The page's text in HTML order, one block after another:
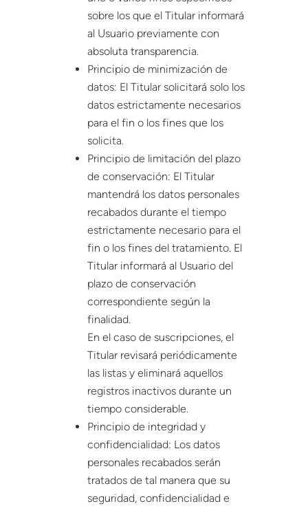
sobre los que el Titular informará
al Usuario previamente con
absoluta transparencia.
Principio de minimización de
datos: El Titular solicitará solo los
datos estrictamente necesarios
para el fin o los fines que los
solicita.
Principio de limitación del plazo
de conservación: El Titular
mantendrá los datos personales
recabados durante el tiempo
estrictamente necesario para el
fin o los fines del tratamiento. El
Titular informará al Usuario del
plazo de conservación
correspondiente según la
finalidad.
En el caso de suscripciones, el
Titular revisará periódicamente
las listas y eliminará aquellos
registros inactivos durante un
tiempo considerable.
Principio de integridad y
confidencialidad: Los datos
personales recabados serán
tratados de tal manera que su
seguridad, confidencialidad e